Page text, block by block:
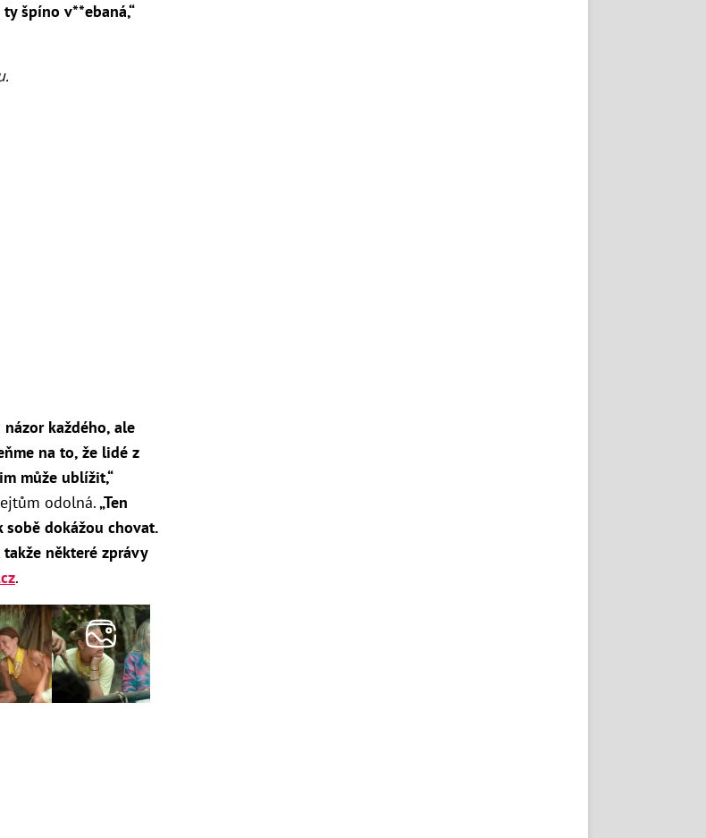
špíno v**ebaná,“
názor každého, ale
na to, že lidé z
může ublížit,“
odolná.„Ten
dokážou chovat.
některé zprávy
.